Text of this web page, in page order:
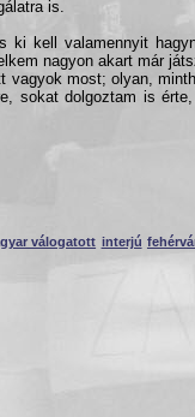
is.
ki kell valamennyit
nagyon akart már
vagyok most; olyan,
sokat dolgoztam is
válogatott interjú